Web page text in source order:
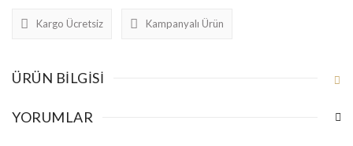
Kargo Ücretsiz Kampanyalı Ürün
ÜRÜN BILGISI
YORUMLAR